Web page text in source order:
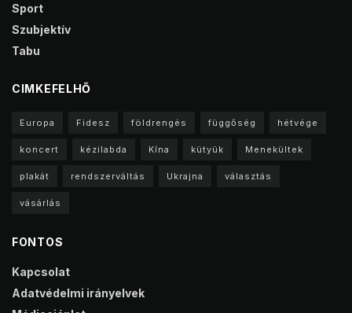
Sport
Szubjektív
Tabu
CIMKEFELHŐ
Europa Fidesz földrengés függőség hétvége
koncert kézilabda Kína kütyük Menekültek
plakát rendszerváltás Ukrajna választás
vásárlás
FONTOS
Kapcsolat
Adatvédelmi irányelvek